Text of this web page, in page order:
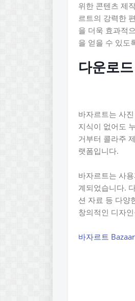
위한 콘텐츠 제
르트의 강력한
을 더욱 효과적
을 얻을 수 있도
다운로드
바자르트는 사
지식이 없어도
거부터 콜라주
랫폼입니다.
바자르트는 사
계되었습니다.
션 자료 등 다양
창의적인 디자
바자르트